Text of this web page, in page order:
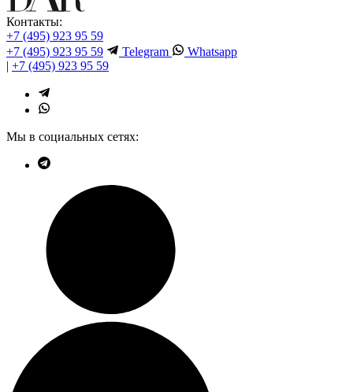
Контакты:
+7 (495) 923 95 59
+7 (495) 923 95 59
Telegram
Whatsapp
| +7 (495) 923 95 59
Мы в социальных сетях: